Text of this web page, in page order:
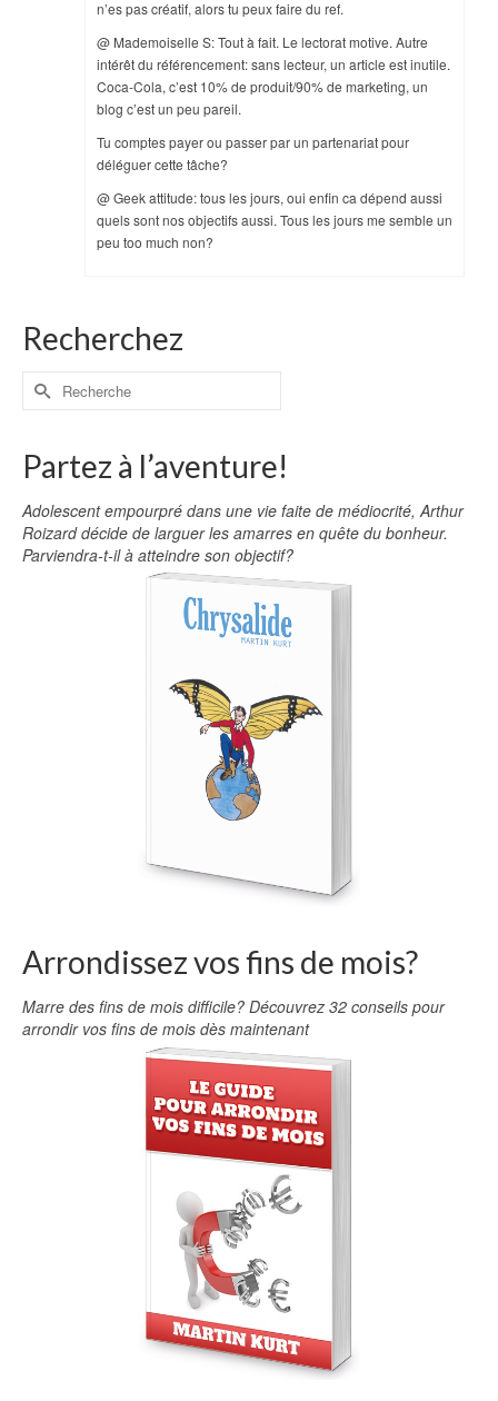
n’es pas créatif, alors tu peux faire du ref.
@ Mademoiselle S: Tout à fait. Le lectorat motive. Autre
intérêt du référencement: sans lecteur, un article est inutile.
Coca-Cola, c’est 10% de produit/90% de marketing, un
blog c’est un peu pareil.
Tu comptes payer ou passer par un partenariat pour
déléguer cette tâche?
@ Geek attitude: tous les jours, oui enfin ca dépend aussi
quels sont nos objectifs aussi. Tous les jours me semble un
peu too much non?
Recherchez
Partez à l’aventure!
Adolescent empourpré dans une vie faite de médiocrité, Arthur
Roizard décide de larguer les amarres en quête du bonheur.
Parviendra-t-il à atteindre son objectif?
Arrondissez vos fins de mois?
Marre des fins de mois difficile? Découvrez 32 conseils pour
arrondir vos fins de mois dès maintenant